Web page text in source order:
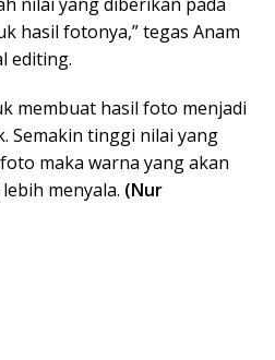
hasil fotonya,” tegas Anam
editing.
membuat hasil foto menjadi
Semakin tinggi nilai yang
maka warna yang akan
menyala. (Nur